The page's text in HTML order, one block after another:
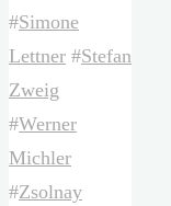
#Simone
Lettner #Stefan
Zweig
#Werner
Michler
#Zsolnay